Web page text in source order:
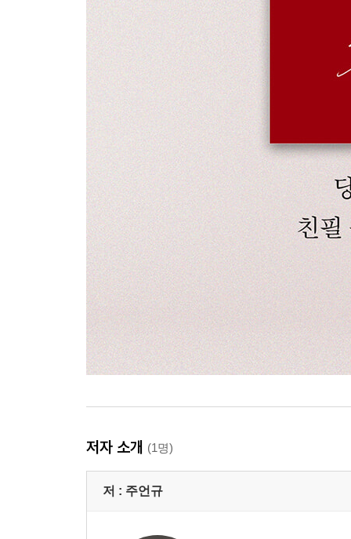
저자 소개 (1명)
저 : 주언규